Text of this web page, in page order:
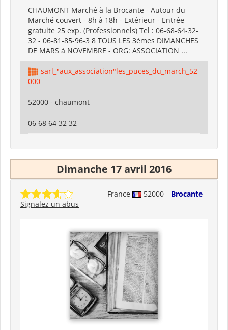
CHAUMONT Marché à la Brocante - Autour du
Marché couvert - 8h à 18h - Extérieur - Entrée
gratuite 25 exp. (Professionnels) Tel : 06-68-64-32-
32 - 06-81-85-96-3 8 TOUS LES 3èmes DIMANCHES
DE MARS à NOVEMBRE - ORG: ASSOCIATION ...
sarl_"aux_association"les_puces_du_march_52
000
52000 - chaumont
06 68 64 32 32
Dimanche 17 avril 2016
France 52000
Brocante
Signalez un abus